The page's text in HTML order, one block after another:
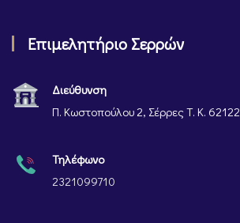
Επιμελητήριο Σερρών
Διεύθυνση
Π. Κωστοπούλου 2, Σέρρες Τ. Κ. 62122
Τηλέφωνο
2321099710